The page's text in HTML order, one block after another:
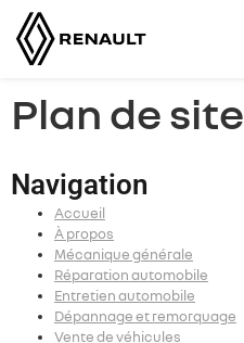
principal
Plan de site
Navigation
Accueil
À propos
Mécanique générale
Réparation automobile
Entretien automobile
Dépannage et remorquage
Vente de véhicules